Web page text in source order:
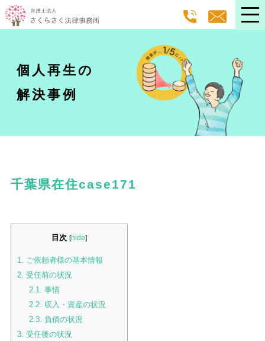
個人再生の
解決事例
千葉県在住case171
目次 [hide]
1. ご依頼者様の基本情報
2. 受任前の状況
2.1. 事情
2.2. 収入・資産の状況
2.3. 負債の状況
3. 受任後の状況